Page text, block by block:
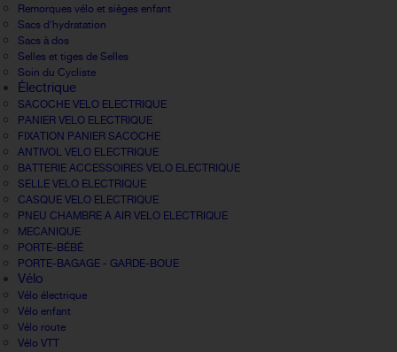
Remorques vélo et sièges enfant
Sacs d'hydratation
Sacs à dos
Selles et tiges de Selles
Soin du Cycliste
Électrique
SACOCHE VELO ELECTRIQUE
PANIER VELO ELECTRIQUE
FIXATION PANIER SACOCHE
ANTIVOL VELO ELECTRIQUE
BATTERIE ACCESSOIRES VELO ELECTRIQUE
SELLE VELO ELECTRIQUE
CASQUE VELO ELECTRIQUE
PNEU CHAMBRE A AIR VELO ELECTRIQUE
MECANIQUE
PORTE-BÉBÉ
PORTE-BAGAGE - GARDE-BOUE
Vélo
Vélo électrique
Vélo enfant
Vélo route
Vélo VTT